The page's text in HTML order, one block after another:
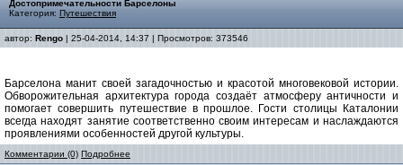
Достопримечательности Барселоны
Категория: Путешествия
автор: Rengo | 25-04-2014, 14:37 | Просмотров: 373546
Барселона манит своей загадочностью и красотой многовековой истории.
Обворожительная архитектура города создаёт атмосферу античности и
помогает совершить путешествие в прошлое. Гости столицы Каталонии
всегда находят занятие соответственно своим интересам и наслаждаются
проявлениями особенностей другой культуры.
Комментарии (0) Подробнее